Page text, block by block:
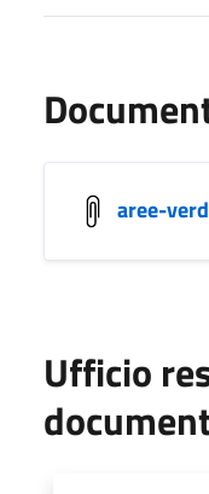
aree-
Ufficio